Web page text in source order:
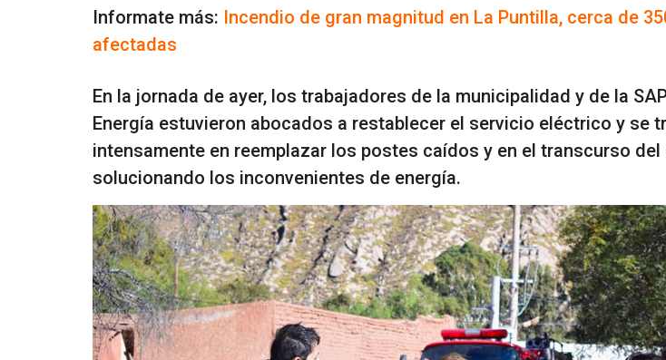
Informate más: Incendio de gran magnitud en La Puntilla, cerca de
afectadas
En la jornada de ayer, los trabajadores de la municipalidad y de la
Energía estuvieron abocados a restablecer el servicio eléctrico y se
intensamente en reemplazar los postes caídos y en el transcurso del
solucionando los inconvenientes de energía.